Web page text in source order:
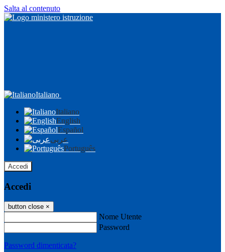
Salta al contenuto
Italiano
Italiano
English
Español
عربى
Português
Accedi
Accedi
button close ×
Nome Utente
Password
Password dimenticata?